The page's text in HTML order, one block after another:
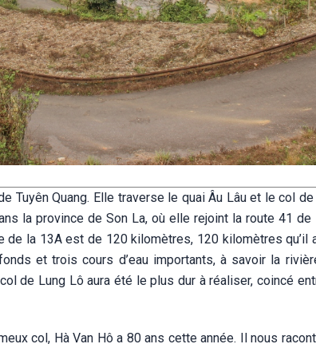
Tuyên Quang. Elle traverse le quai Âu Lâu et le col
la province de Son La, où elle rejoint la route 41 de
de la 13A est de 120 kilomètres, 120 kilomètres qu’il
et trois cours d’eau importants, à savoir la
de Lung Lô aura été le plus dur à réaliser, coincé
col, Hà Van Hô a 80 ans cette année. Il nous